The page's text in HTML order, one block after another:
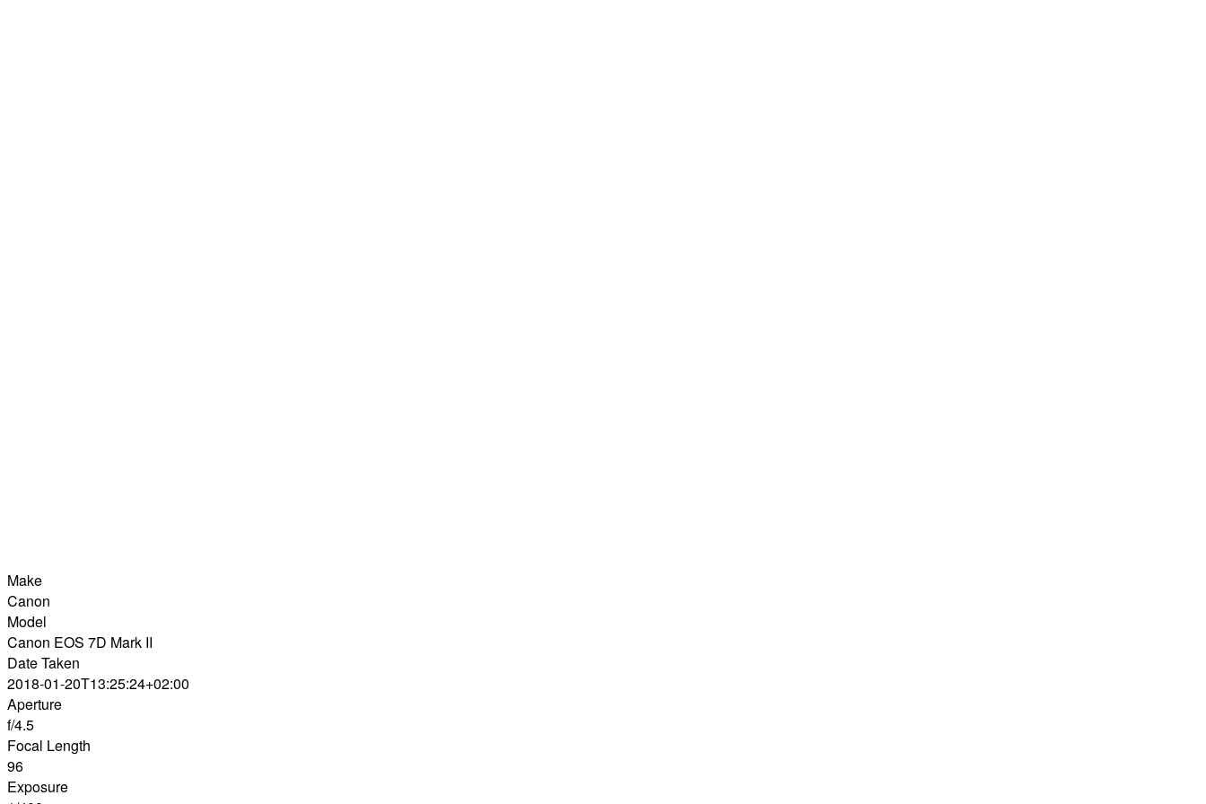
Make
Canon
Model
Canon EOS 7D Mark II
Date Taken
2018-01-20T13:25:24+02:00
Aperture
f/4.5
Focal Length
96
Exposure